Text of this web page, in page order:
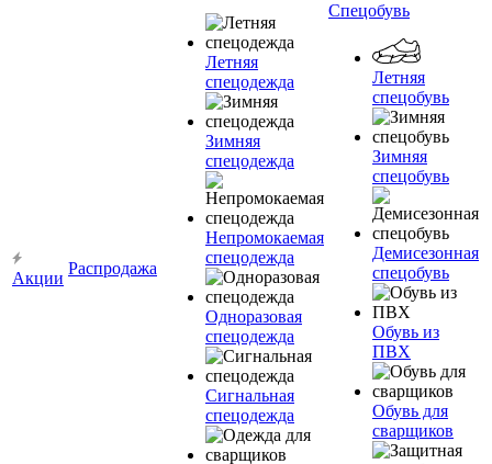
Акции
Распродажа
Летняя
спецодежда
Зимняя
спецодежда
Непромокаемая
спецодежда
Одноразовая
спецодежда
Сигнальная
спецодежда
Спецобувь
Летняя
спецобувь
Зимняя
спецобувь
Демисезонная
спецобувь
Обувь из
ПВХ
Обувь для
сварщиков